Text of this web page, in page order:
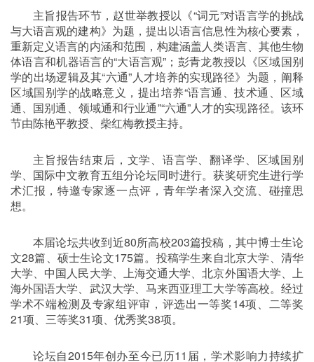
主旨报告环节，赵世举教授以《“词元”对语言学的挑战
与大语言观的建构》为题，提出以语言信息性为核心要素，
重新定义语言的内涵和范围，构建涵盖人类语言、其他生物
体语言和机器语言的“大语言观”；彭青龙教授以《区域国别
学的出场逻辑及其“六通”人才培养的实现路径》为题，阐释
区域国别学的战略意义，提出培养“语言通、技术通、区域
通、国别通、领域通和行业通”“六通”人才的实现路径。该环
节由陈艳平教授、柴红梅教授主持。
主旨报告结束后，文学、语言学、翻译学、区域国别
学、国际中文教育五组分论坛同时进行。获奖研究生进行学
术汇报，特邀专家逐一点评，青年学者深入交流、碰撞思
想。
本届论坛共收到近80所高校203篇投稿，其中博士生论
文28篇、硕士生论文175篇。投稿学生来自北京大学、清华
大学、中国人民大学、上海交通大学、北京外国语大学、上
海外国语大学、武汉大学、马来西亚理工大学等高校。经过
学术不端检测及专家组评审，评选出一等奖14项、二等奖
21项、三等奖31项、优秀奖38项。
论坛自2015年创办至今已历11 届，学术影响力持续扩